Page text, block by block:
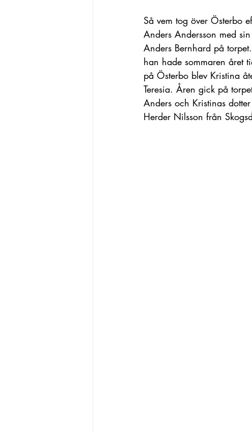
Så vem tog över Österbo
Anders Andersson med
Anders Bernhard på
han hade sommaren året
på Österbo blev Kristina
Teresia. Åren gick på
Anders och Kristinas
Herder Nilsson från